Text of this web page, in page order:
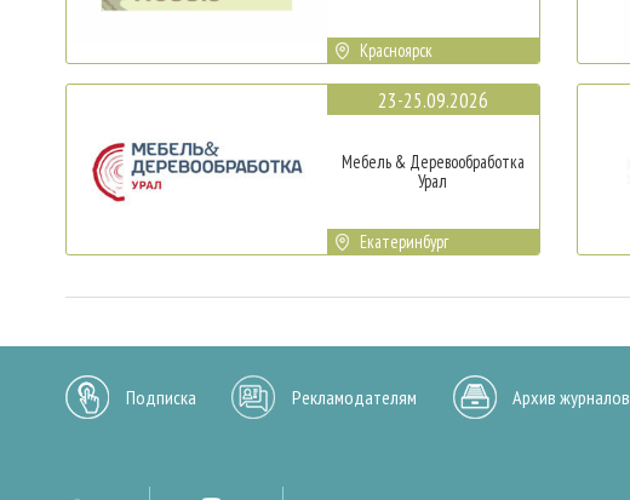
Красноярск
23-25.09.2026
Мебель & Деревообработка
Урал
Екатеринбург
Подписка Рекламодателям Архив журналов